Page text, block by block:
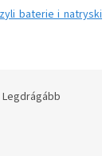
baterie i natryski
Legdrágább